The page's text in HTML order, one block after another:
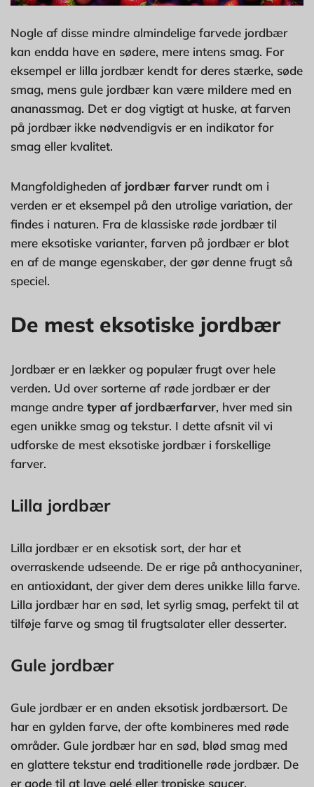
Nogle af disse mindre almindelige farvede jordbær
kan endda have en sødere, mere intens smag. For
eksempel er lilla jordbær kendt for deres stærke, søde
smag, mens gule jordbær kan være mildere med en
ananassmag. Det er dog vigtigt at huske, at farven
på jordbær ikke nødvendigvis er en indikator for
smag eller kvalitet.
Mangfoldigheden af jordbær farver rundt om i
verden er et eksempel på den utrolige variation, der
findes i naturen. Fra de klassiske røde jordbær til
mere eksotiske varianter, farven på jordbær er blot
en af de mange egenskaber, der gør denne frugt så
speciel.
De mest eksotiske jordbær
Jordbær er en lækker og populær frugt over hele
verden. Ud over sorterne af røde jordbær er der
mange andre typer af jordbærfarver, hver med sin
egen unikke smag og tekstur. I dette afsnit vil vi
udforske de mest eksotiske jordbær i forskellige
farver.
Lilla jordbær
Lilla jordbær er en eksotisk sort, der har et
overraskende udseende. De er rige på anthocyaniner,
en antioxidant, der giver dem deres unikke lilla farve.
Lilla jordbær har en sød, let syrlig smag, perfekt til at
tilføje farve og smag til frugtsalater eller desserter.
Gule jordbær
Gule jordbær er en anden eksotisk jordbærsort. De
har en gylden farve, der ofte kombineres med røde
områder. Gule jordbær har en sød, blød smag med
en glattere tekstur end traditionelle røde jordbær. De
er gode til at lave gelé eller tropiske saucer.